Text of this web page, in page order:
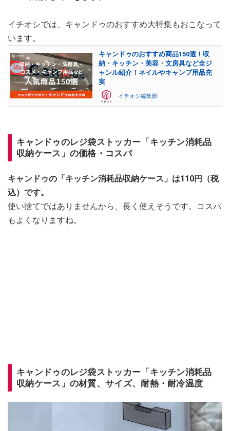
イチオシでは、キャンドゥのおすすめ大特集もおこなって
います。
キャンドゥのおすすめ商品150選！収
納・キッチン・美容・文房具など全ジ
ャンル紹介！ネイルやキャンプ用品充
実
イチオシ編集部
キャンドゥのレジ袋ストッカー「キッチン消耗品
収納ケース」の価格・コスパ
キャンドゥの「キッチン消耗品収納ケース」は110円（税
込）です。
使い捨てではありませんから、長く使えそうです。コスパ
もよくなりますね。
キャンドゥのレジ袋ストッカー「キッチン消耗品
収納ケース」の材質、サイズ、耐熱・耐冷温度